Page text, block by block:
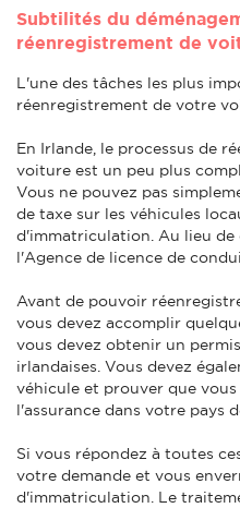
Subtilités du
réenregistrement de
L'une des tâches les plus
réenregistrement de votre
En Irlande, le processus de
voiture est un peu plus
Vous ne pouvez pas
de taxe sur les véhicules
d'immatriculation. Au lieu de
l'Agence de licence de
Avant de pouvoir
vous devez accomplir
vous devez obtenir un
irlandaises. Vous devez
véhicule et prouver que
l'assurance dans votre pays
Si vous répondez à toutes
votre demande et vous
d'immatriculation. Le